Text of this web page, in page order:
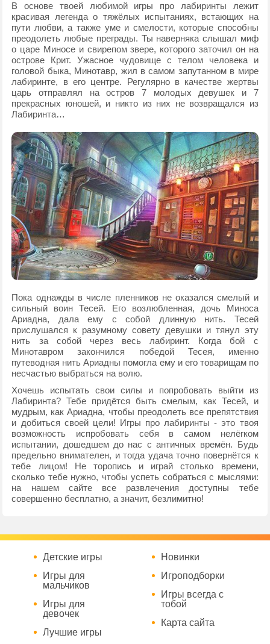
В основе твоей любимой игры про лабиринты лежит
красивая легенда о тяжёлых испытаниях, встающих на
пути любви, а также уме и смелости, которые способны
преодолеть любые преграды. Ты наверняка слышал миф
о царе Миносе и свирепом звере, которого заточил он на
острове Крит. Ужасное чудовище с телом человека и
головой быка, Минотавр, жил в самом запутанном в мире
лабиринте, в его центре. Регулярно в качестве жертвы
царь отправлял на остров 7 молодых девушек и 7
прекрасных юношей, и никто из них не возвращался из
Лабиринта…
Пока однажды в числе пленников не оказался смелый и
сильный воин Тесей. Его возлюбленная, дочь Миноса
Ариадна, дала ему с собой длинную нить. Тесей
прислушался к разумному совету девушки и тянул эту
нить за собой через весь лабиринт. Когда бой с
Минотавром закончился победой Тесея, именно
путеводная нить Ариадны помогла ему и его товарищам по
несчастью выбраться на волю.
Хочешь испытать свои силы и попробовать выйти из
Лабиринта? Тебе придётся быть смелым, как Тесей, и
мудрым, как Ариадна, чтобы преодолеть все препятствия
и добиться своей цели! Игры про лабиринты - это твоя
возможность испробовать себя в самом нелёгком
испытании, дошедшем до нас с античных времён. Будь
предельно внимателен, и тогда удача точно повернётся к
тебе лицом! Не торопись и играй столько времени,
сколько тебе нужно, чтобы успеть собраться с мыслями:
на нашем сайте все развлечения доступны тебе
совершенно бесплатно, а значит, безлимитно!
Детские игры
Игры для
мальчиков
Игры для
девочек
Лучшие игры
Новинки
Игроподборки
Игры всегда с
тобой
Карта сайта